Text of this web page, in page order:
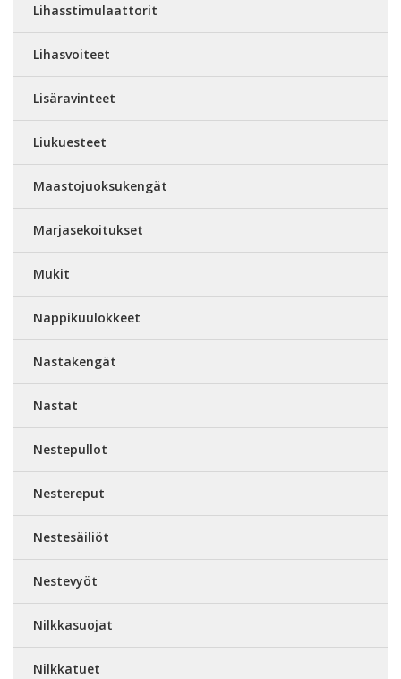
Lihasstimulaattorit
Lihasvoiteet
Lisäravinteet
Liukuesteet
Maastojuoksukengät
Marjasekoitukset
Mukit
Nappikuulokkeet
Nastakengät
Nastat
Nestepullot
Nestereput
Nestesäiliöt
Nestevyöt
Nilkkasuojat
Nilkkatuet